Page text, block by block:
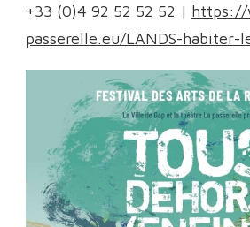
+33 (0)4 92 52 52 52 | https://
passerelle.eu/LANDS-habiter-